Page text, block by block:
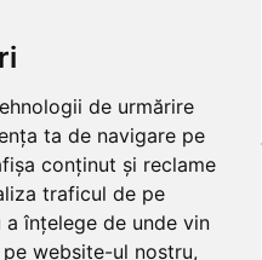
de urmărire
ta de navigare pe
conținut și reclame
traficul de pe
înțelege de unde vin
website-ul nostru,